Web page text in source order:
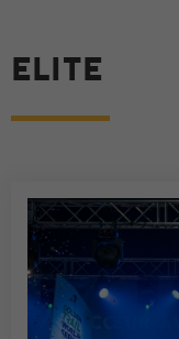
ELITE